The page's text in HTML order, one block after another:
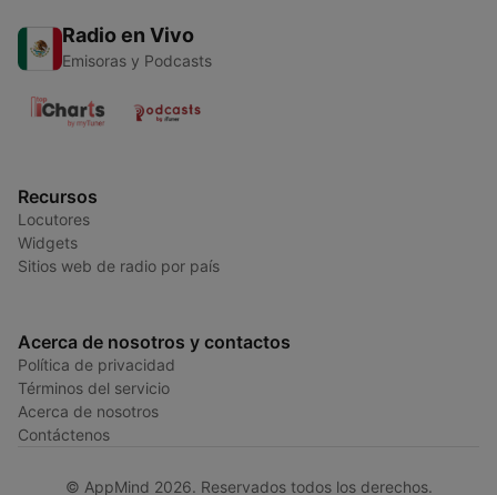
Radio en Vivo
Emisoras y Podcasts
Recursos
Locutores
Widgets
Sitios web de radio por país
Acerca de nosotros y contactos
Política de privacidad
Términos del servicio
Acerca de nosotros
Contáctenos
© AppMind 2026. Reservados todos los derechos.